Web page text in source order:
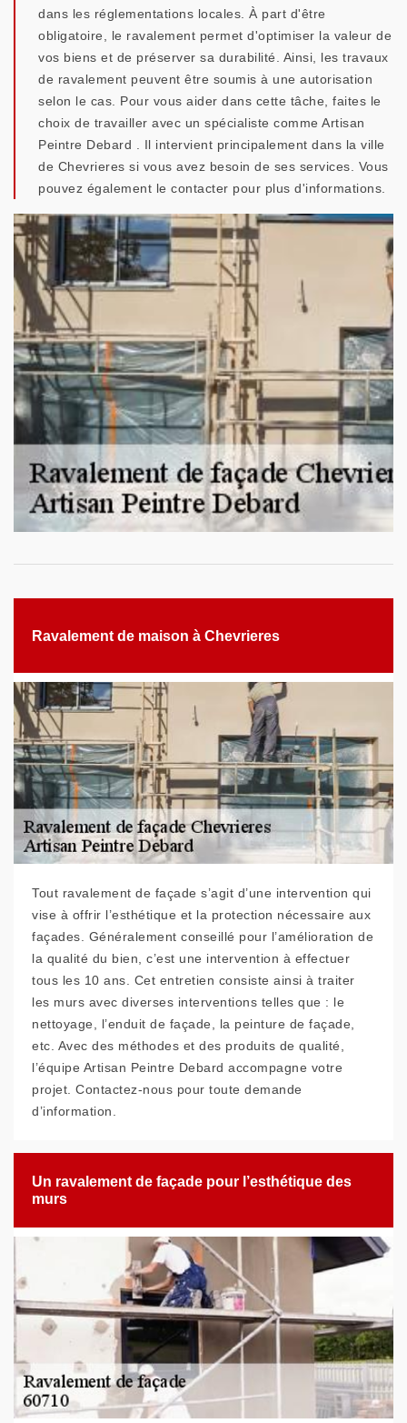
dans les réglementations locales. À part d'être
obligatoire, le ravalement permet d'optimiser la valeur de
vos biens et de préserver sa durabilité. Ainsi, les travaux
de ravalement peuvent être soumis à une autorisation
selon le cas. Pour vous aider dans cette tâche, faites le
choix de travailler avec un spécialiste comme Artisan
Peintre Debard . Il intervient principalement dans la ville
de Chevrieres si vous avez besoin de ses services. Vous
pouvez également le contacter pour plus d'informations.
Ravalement de maison à Chevrieres
Tout ravalement de façade s’agit d’une intervention qui
vise à offrir l’esthétique et la protection nécessaire aux
façades. Généralement conseillé pour l’amélioration de
la qualité du bien, c’est une intervention à effectuer
tous les 10 ans. Cet entretien consiste ainsi à traiter
les murs avec diverses interventions telles que : le
nettoyage, l’enduit de façade, la peinture de façade,
etc. Avec des méthodes et des produits de qualité,
l’équipe Artisan Peintre Debard accompagne votre
projet. Contactez-nous pour toute demande
d’information.
Un ravalement de façade pour l’esthétique des
murs